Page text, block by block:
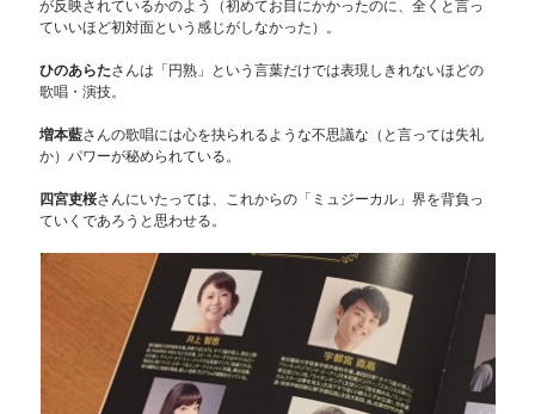
が反映されているかのよう（初めてお目にかかったのに、全くと言っ
ていいほど初対面という感じがしなかった）。
ひのあらたさんは「円熟」という言葉だけでは表現しきれないほどの
歌唱・演技。
増本藍さんの歌唱には心を抉られるような不思議な（と言っては失礼
か）パワーが秘められている。
四宮吏桜さんにいたっては、これからの「ミュジーカル」界を背負っ
ていくであろうと思わせる。